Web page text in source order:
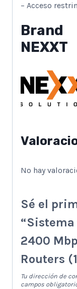
– Acceso
Brand
NEXXT
No hay
Sé el
2400
Routers
Tu dirección de
campos